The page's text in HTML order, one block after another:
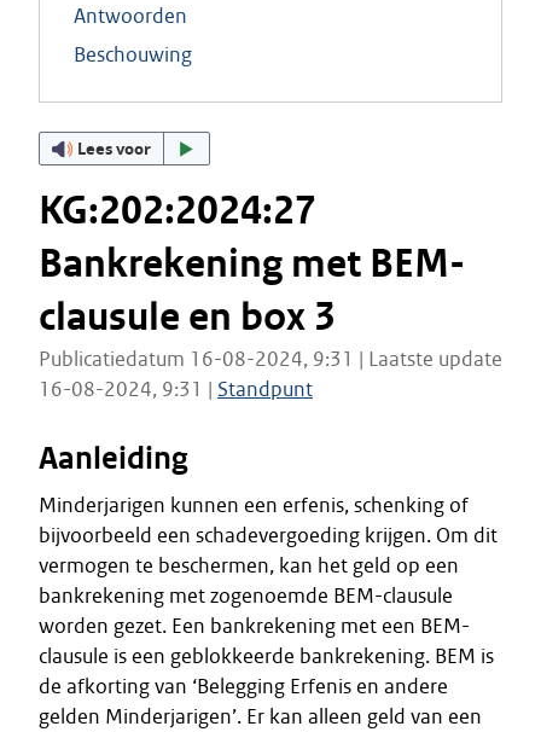
Antwoorden
Beschouwing
Lees voor
KG:202:2024:27
Bankrekening met BEM-
clausule en box 3
Publicatiedatum 16-08-2024, 9:31 | Laatste update
16-08-2024, 9:31 | Standpunt
Aanleiding
Minderjarigen kunnen een erfenis, schenking of
bijvoorbeeld een schadevergoeding krijgen. Om dit
vermogen te beschermen, kan het geld op een
bankrekening met zogenoemde BEM-clausule
worden gezet. Een bankrekening met een BEM-
clausule is een geblokkeerde bankrekening. BEM is
de afkorting van ‘Belegging Erfenis en andere
gelden Minderjarigen’. Er kan alleen geld van een